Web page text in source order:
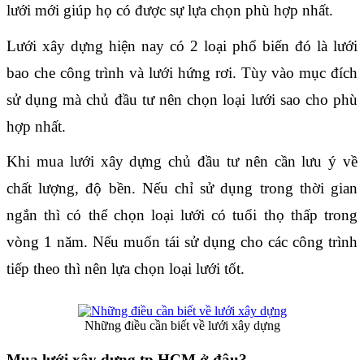
lưới mới giúp họ có được sự lựa chọn phù hợp nhất.
Lưới xây dựng hiện nay có 2 loại phổ biến đó là lưới
bao che công trình và lưới hứng rơi. Tùy vào mục đích
sử dụng mà chủ đầu tư nên chọn loại lưới sao cho phù
hợp nhất.
Khi mua lưới xây dựng chủ đầu tư nên cần lưu ý về
chất lượng, độ bền. Nếu chỉ sử dụng trong thời gian
ngắn thì có thể chọn loại lưới có tuổi thọ thấp trong
vòng 1 năm. Nếu muốn tái sử dụng cho các công trình
tiếp theo thì nên lựa chọn loại lưới tốt.
Những điều cần biết về lưới xây dựng